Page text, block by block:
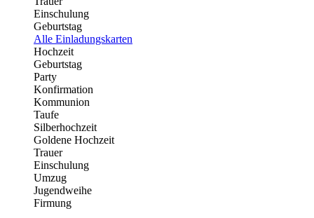
Einschulung
Geburtstag
Alle Einladungskarten
Hochzeit
Geburtstag
Party
Konfirmation
Kommunion
Taufe
Silberhochzeit
Goldene Hochzeit
Trauer
Einschulung
Umzug
Jugendweihe
Firmung